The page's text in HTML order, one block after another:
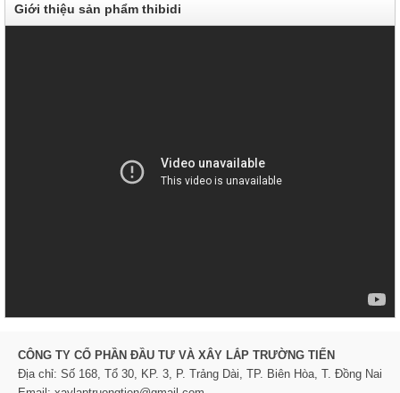
Giới thiệu sản phẩm thibidi
CÔNG TY CỔ PHẦN ĐẦU TƯ VÀ XÂY LẮP TRƯỜNG TIẾN
Địa chỉ: Số 168, Tổ 30, KP. 3, P. Trảng Dài, TP. Biên Hòa, T. Đồng Nai